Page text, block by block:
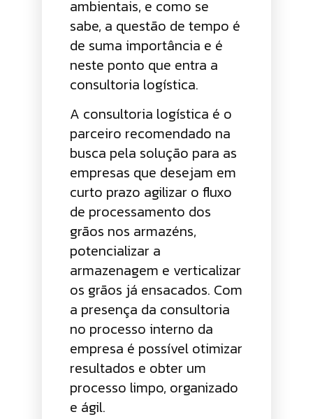
ambientais, e como se
sabe, a questão de tempo é
de suma importância e é
neste ponto que entra a
consultoria logística.
A consultoria logística é o
parceiro recomendado na
busca pela solução para as
empresas que desejam em
curto prazo agilizar o fluxo
de processamento dos
grãos nos armazéns,
potencializar a
armazenagem e verticalizar
os grãos já ensacados. Com
a presença da consultoria
no processo interno da
empresa é possível otimizar
resultados e obter um
processo limpo, organizado
e ágil.